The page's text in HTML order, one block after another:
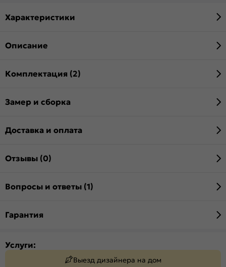
Характеристики
Описание
Комплектация (2)
Замер и сборка
Доставка и оплата
Отзывы (0)
Вопросы и ответы (1)
Гарантия
Услуги:
Выезд дизайнера на дом